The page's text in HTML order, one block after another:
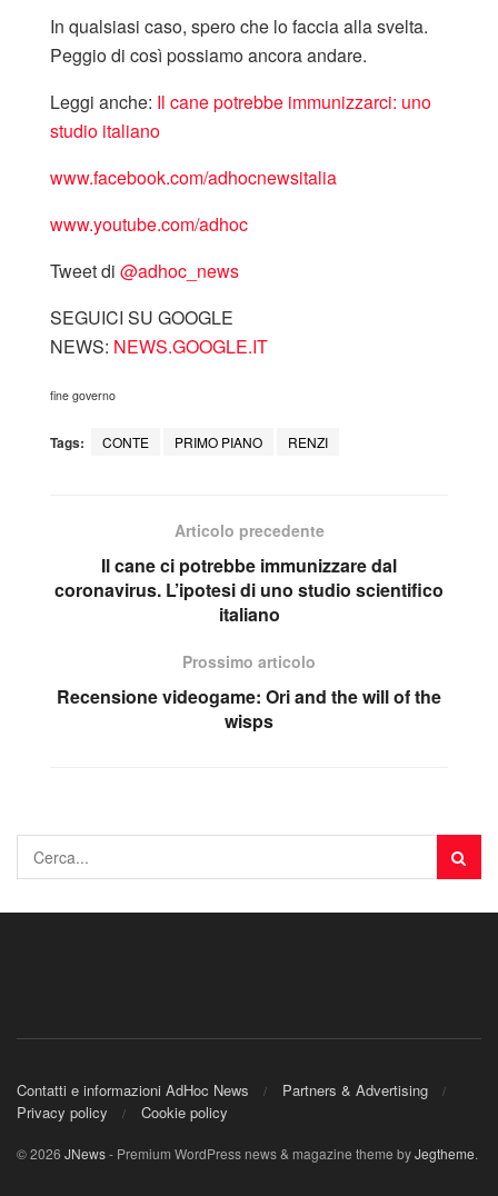
In qualsiasi caso, spero che lo faccia alla svelta.
Peggio di così possiamo ancora andare.
Leggi anche: Il cane potrebbe immunizzarci: uno
studio italiano
www.facebook.com/adhocnewsitalia
www.youtube.com/adhoc
Tweet di ‎@adhoc_news
SEGUICI SU GOOGLE
NEWS: NEWS.GOOGLE.IT
fine governo
Tags: CONTE PRIMO PIANO RENZI
Articolo precedente
Il cane ci potrebbe immunizzare dal
coronavirus. L’ipotesi di uno studio scientifico
italiano
Prossimo articolo
Recensione videogame: Ori and the will of the
wisps
Contatti e informazioni AdHoc News
Partners & Advertising
Privacy policy
Cookie policy
© 2026 JNews- Premium WordPress news & magazine theme byJegtheme.